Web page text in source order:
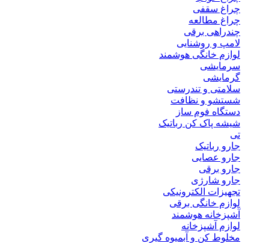
چراغ سقفی
چراغ مطالعه
چندراهی برقی
لامپ و روشنایی
لوازم خانگی هوشمند
سرمایشی
گرمایشی
سلامتی و تندرستی
شستشو و نظافت
دستگاه فوم ساز
شیشه پاک کن رباتیک
تی
جارو رباتیک
جارو عصایی
جارو برقی
جارو شارژی
تجهیزات الکترونیکی
لوازم خانگی برقی
آشپزخانه هوشمند
لوازم آشپزخانه
مخلوط کن و آبمیوه گیری